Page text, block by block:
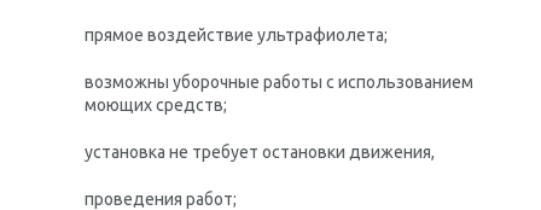
прямое воздействие ультрафиолета;
возможны уборочные работы с использованием
моющих средств;
установка не требует остановки движения,
проведения работ;